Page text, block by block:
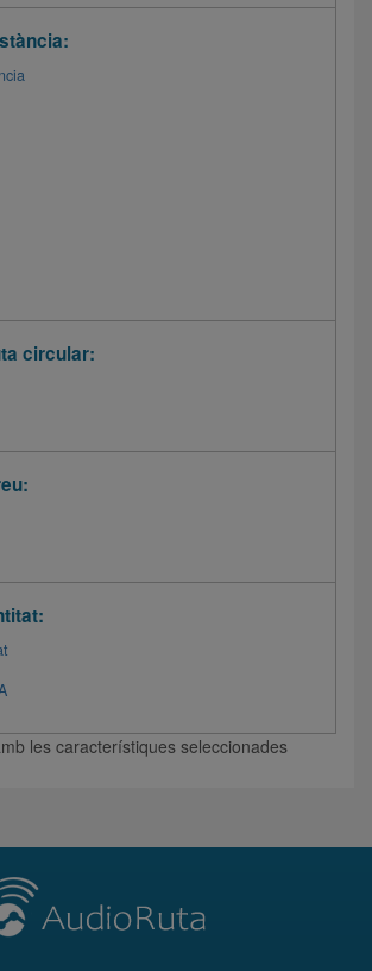
circular:
les característiques seleccionades